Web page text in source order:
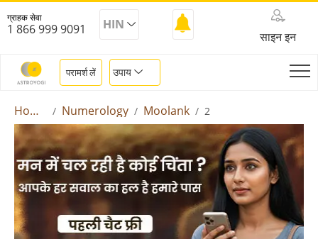
ग्राहक सेवा
1 866 999 9091
HIN
साइन इन
परामर्श लें उपाय
Home Numerology Moolank 2